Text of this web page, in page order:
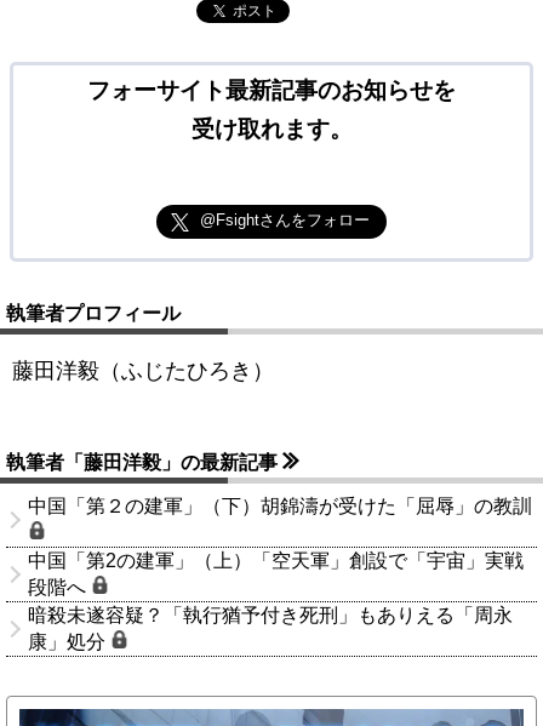
ポスト
フォーサイト最新記事のお知らせを
受け取れます。
@Fsightさんをフォロー
執筆者プロフィール
藤田洋毅（ふじたひろき）
執筆者「藤田洋毅」の最新記事
中国「第２の建軍」（下）胡錦濤が受けた「屈辱」の教訓
中国「第2の建軍」（上）「空天軍」創設で「宇宙」実戦
段階へ
暗殺未遂容疑？「執行猶予付き死刑」もありえる「周永
康」処分